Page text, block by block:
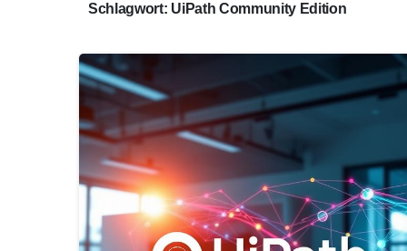
Schlagwort: UiPath Community Edition